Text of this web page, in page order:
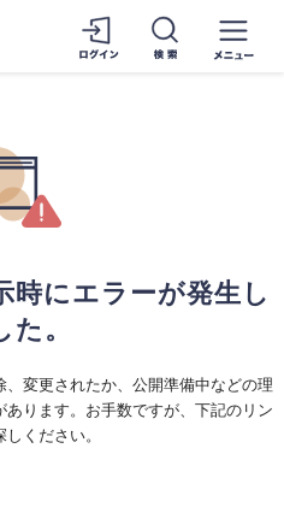
時にエラーが発生し
た。
変更されたか、公開準備中などの理
ります。お手数ですが、下記のリン
ください。